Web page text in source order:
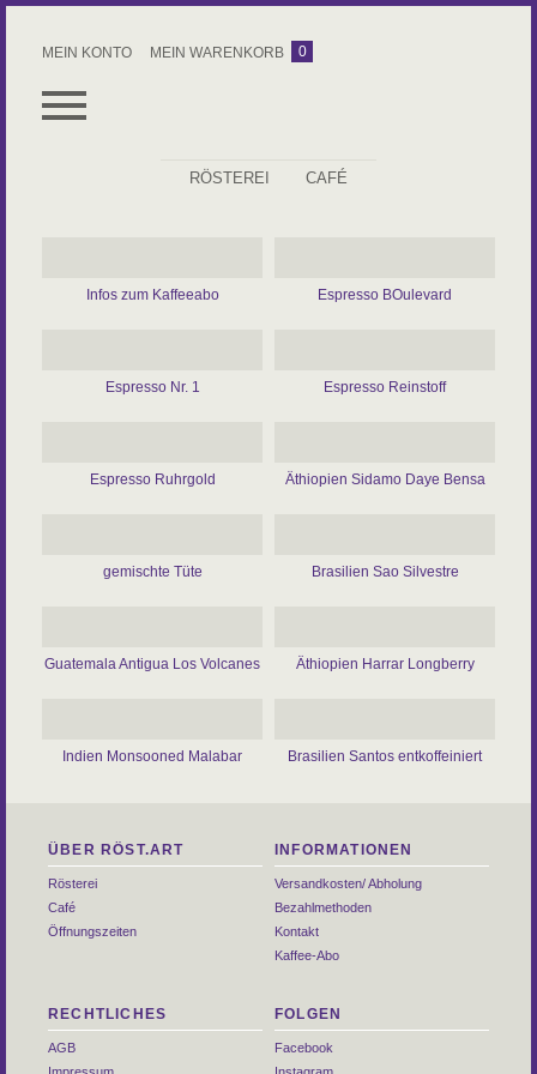
MEIN KONTO MEIN WARENKORB 0
KAFFEE
ZUBEHÖR
RÖSTEREI CAFÉ
Infos zum Kaffeeabo Espresso BOulevard
Espresso Nr. 1 Espresso Reinstoff
Espresso Ruhrgold Äthiopien Sidamo Daye Bensa
gemischte Tüte Brasilien Sao Silvestre
Guatemala Antigua Los Volcanes Äthiopien Harrar Longberry
Indien Monsooned Malabar Brasilien Santos entkoffeiniert
ÜBER RÖST.ART
Rösterei
Café
Öffnungszeiten
INFORMATIONEN
Versandkosten/ Abholung
Bezahlmethoden
Kontakt
Kaffee-Abo
RECHTLICHES
AGB
FOLGEN
Facebook